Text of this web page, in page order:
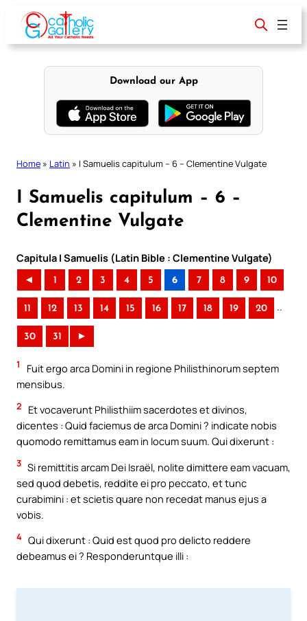
content
Download our App
Home » Latin » I Samuelis capitulum – 6 – Clementine Vulgate
I Samuelis capitulum – 6 –
Clementine Vulgate
Capitula I Samuelis (Latin Bible : Clementine Vulgate)
◄ 1 2 3 4 5 6 7 8 9 10
11 12 13 14 15 16 17 18 19 20 ..
30 31 ►
1
Fuit ergo arca Domini in regione Philisthinorum septem
mensibus.
2
Et vocaverunt Philisthiim sacerdotes et divinos,
dicentes : Quid faciemus de arca Domini ? indicate nobis
quomodo remittamus eam in locum suum. Qui dixerunt :
3 Si remittitis arcam Dei Israël, nolite dimittere eam vacuam,
sed quod debetis, reddite ei pro peccato, et tunc
curabimini : et scietis quare non recedat manus ejus a
vobis.
4 Qui dixerunt : Quid est quod pro delicto reddere
debeamus ei ? Responderuntque illi :